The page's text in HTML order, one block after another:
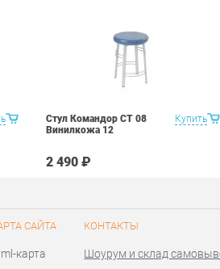
Купить
Стул Командор СТ 08
Винилкожа 12
2 490 ₽
САЙТА
карта
КОНТАКТЫ
Шоурум и склад